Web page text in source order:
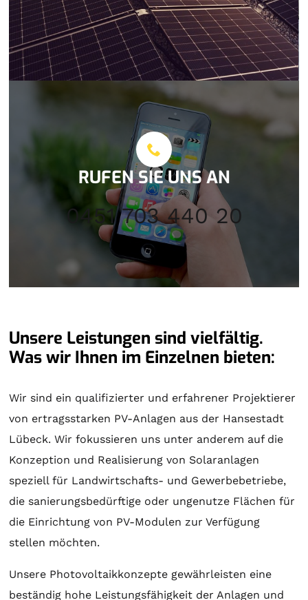
RUFEN SIE UNS AN
0451 703 440 20
Unsere Leistungen sind vielfältig.
Was wir Ihnen im Einzelnen bieten:
Wir sind ein qualifizierter und erfahrener Projektierer
von ertragsstarken PV-Anlagen aus der Hansestadt
Lübeck. Wir fokussieren uns unter anderem auf die
Konzeption und Realisierung von Solaranlagen
speziell für Landwirtschafts- und Gewerbebetriebe,
die sanierungsbedürftige oder ungenutze Flächen für
die Einrichtung von PV-Modulen zur Verfügung
stellen möchten.
Unsere Photovoltaikkonzepte gewährleisten eine
beständig hohe Leistungsfähigkeit der Anlagen und